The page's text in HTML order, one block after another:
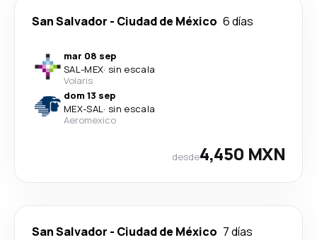
San Salvador - Ciudad de México 6 días
mar 08 sep
SAL-MEX· sin escala
Volaris
dom 13 sep
MEX-SAL· sin escala
Aeromexico
desde4,450 MXN
San Salvador - Ciudad de México 7 días